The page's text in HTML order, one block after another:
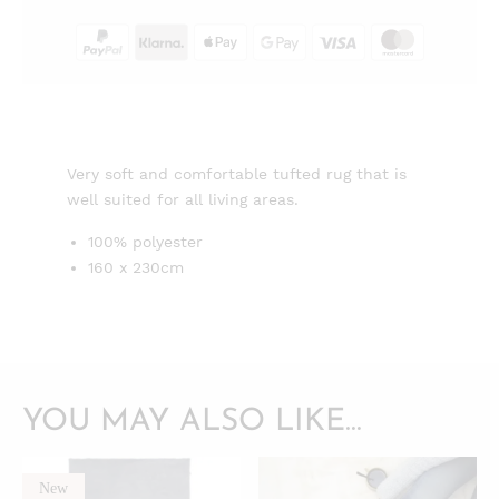
Very soft and comfortable tufted rug that is
well suited for all living areas.
100% polyester
160 x 230cm
YOU MAY ALSO LIKE…
New QUICKVIEW